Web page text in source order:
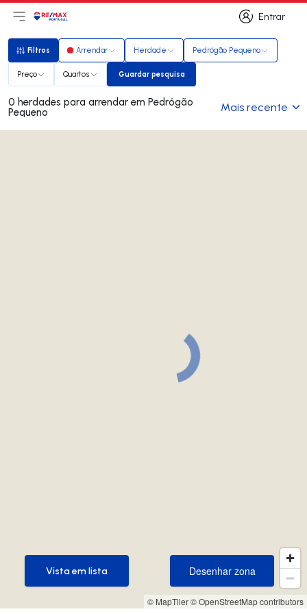
Entrar
Entrar
Abri menu principal
LogoIr para página inicial
Filtros
Filtros Arrendar Herdade Pedrógão Pequeno
Preço Quartos Guardar pesquisa
Guardar pesquisa
0 herdades para arrendar em Pedrógão
Pequeno Mais recente
© MapTiler© OpenStreetMap contributors
Desenhar zona
Desenhar zona
Vista em lista
Vista em lista